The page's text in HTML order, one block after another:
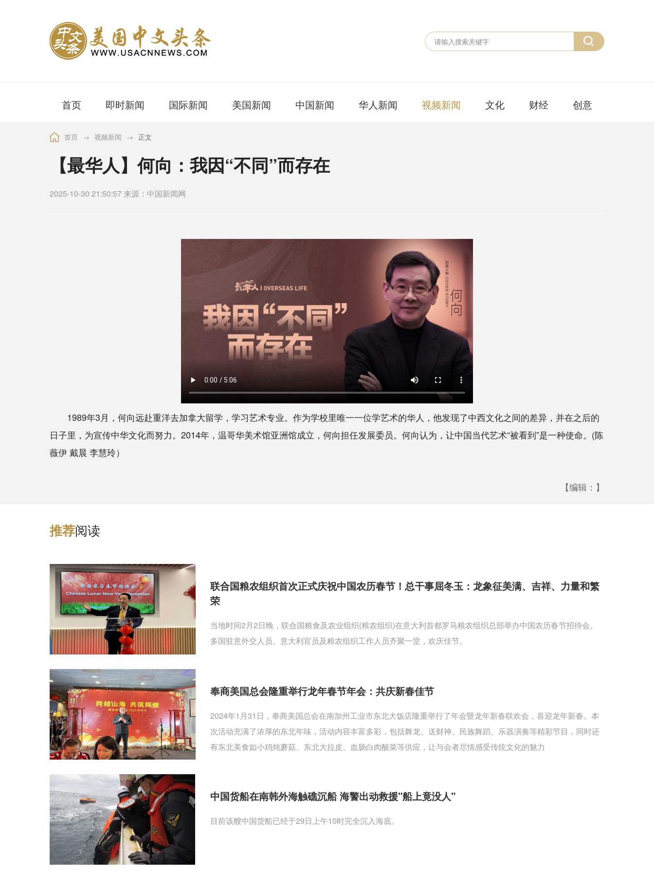
首页 即时新闻 国际新闻 美国新闻 中国新闻 华人新闻 视频新闻 文化 财经 创意
首页 → 视频新闻 → 正文
【最华人】何向：我因“不同”而存在
2025-10-30 21:50:57 来源：中国新闻网
1989年3月，何向远赴重洋去加拿大留学，学习艺术专业。作为学校里唯一一位学艺术的华人，他发现了中西文化之间的差异，并在之后的
日子里，为宣传中华文化而努力。2014年，温哥华美术馆亚洲馆成立，何向担任发展委员。何向认为，让中国当代艺术“被看到”是一种使命。(陈
薇伊 戴晨 李慧玲）
【编辑：】
推荐阅读
联合国粮农组织首次正式庆祝中国农历春节！总干事屈冬玉：龙象征美满、吉祥、力量和繁
荣
当地时间2月2日晚，联合国粮食及农业组织(粮农组织)在意大利首都罗马粮农组织总部举办中国农历春节招待会。
多国驻意外交人员、意大利官员及粮农组织工作人员齐聚一堂，欢庆佳节。
奉商美国总会隆重举行龙年春节年会：共庆新春佳节
2024年1月31日，奉商美国总会在南加州工业市东北大饭店隆重举行了年会暨龙年新春联欢会，喜迎龙年新春。本
次活动充满了浓厚的东北年味，活动内容丰富多彩，包括舞龙、送财神、民族舞蹈、乐器演奏等精彩节目，同时还
有东北美食如小鸡炖蘑菇、东北大拉皮、血肠白肉酸菜等供应，让与会者尽情感受传统文化的魅力
中国货船在南韩外海触礁沉船 海警出动救援"船上竟没人"
目前该艘中国货船已经于29日上午10时完全沉入海底。